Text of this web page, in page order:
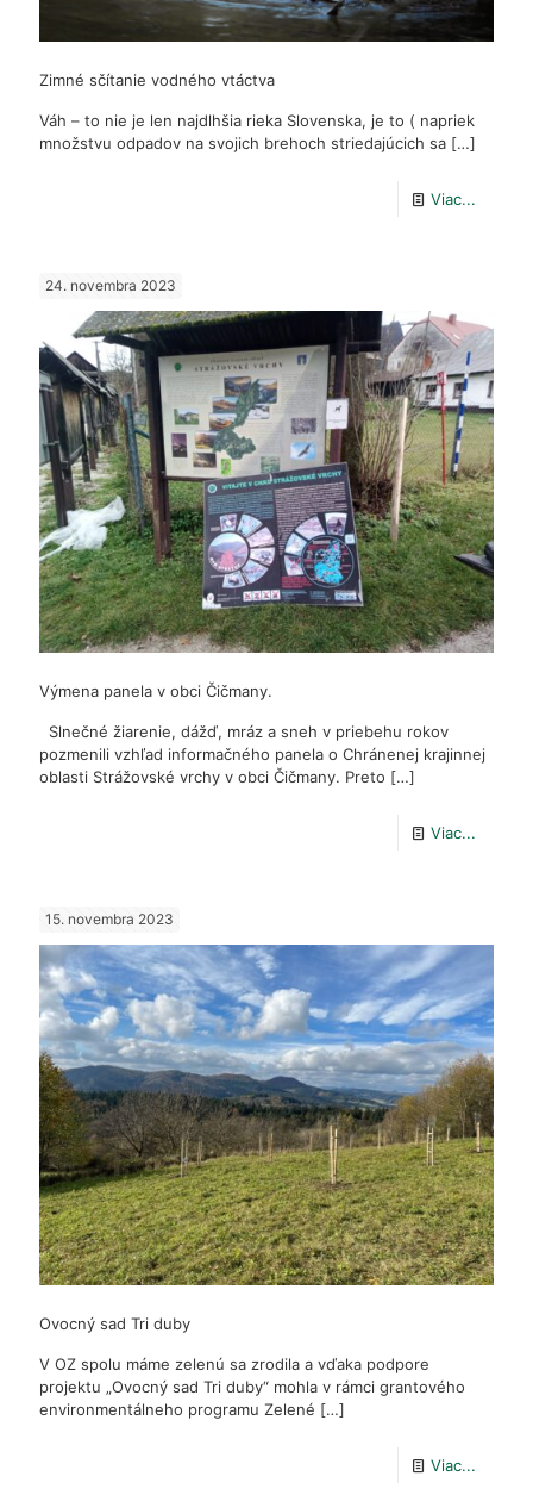
Zimné sčítanie vodného vtáctva
Váh – to nie je len najdlhšia rieka Slovenska, je to ( napriek
množstvu odpadov na svojich brehoch striedajúcich sa […]
Viac...
vtáctva
24. novembra 2023
Výmena panela v obci Čičmany.
Slnečné žiarenie, dážď, mráz a sneh v priebehu rokov
pozmenili vzhľad informačného panela o Chránenej krajinnej
oblasti Strážovské vrchy v obci Čičmany. Preto […]
Viac...
obci
15. novembra 2023
Ovocný sad Tri duby
V OZ spolu máme zelenú sa zrodila a vďaka podpore
projektu „Ovocný sad Tri duby“ mohla v rámci grantového
environmentálneho programu Zelené […]
Viac...